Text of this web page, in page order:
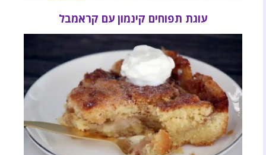
עוגת תפוחים קינמון עם קראמבל